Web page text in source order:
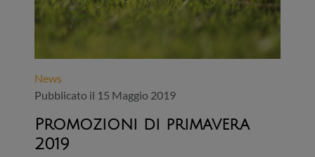
News
Pubblicato il 15 Maggio 2019
Promozioni di primavera
2019